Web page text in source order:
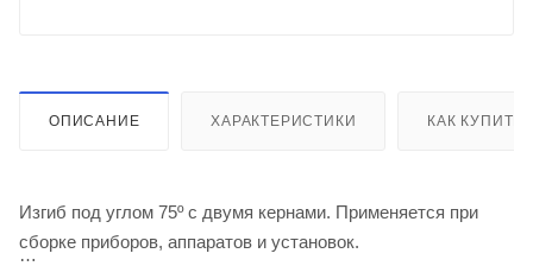
ОПИСАНИЕ ХАРАКТЕРИСТИКИ КАК КУПИТЬ
Изгиб под углом 75º с двумя кернами. Применяется при
сборке приборов, аппаратов и установок.